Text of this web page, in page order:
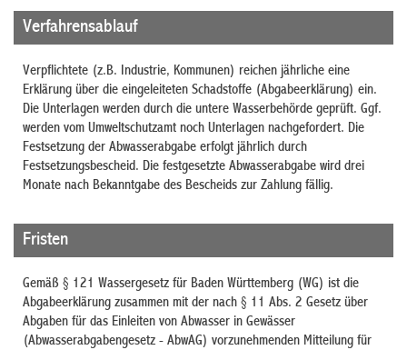
Verfahrensablauf
Verpflichtete (z.B. Industrie, Kommunen) reichen jährliche eine
Erklärung über die eingeleiteten Schadstoffe (Abgabeerklärung) ein.
Die Unterlagen werden durch die untere Wasserbehörde geprüft. Ggf.
werden vom Umweltschutzamt noch Unterlagen nachgefordert. Die
Festsetzung der Abwasserabgabe erfolgt jährlich durch
Festsetzungsbescheid. Die festgesetzte Abwasserabgabe wird drei
Monate nach Bekanntgabe des Bescheids zur Zahlung fällig.
Fristen
Gemäß § 121 Wassergesetz für Baden Württemberg (WG) ist die
Abgabeerklärung zusammen mit der nach § 11 Abs. 2 Gesetz über
Abgaben für das Einleiten von Abwasser in Gewässer
(Abwasserabgabengesetz - AbwAG) vorzunehmenden Mitteilung für